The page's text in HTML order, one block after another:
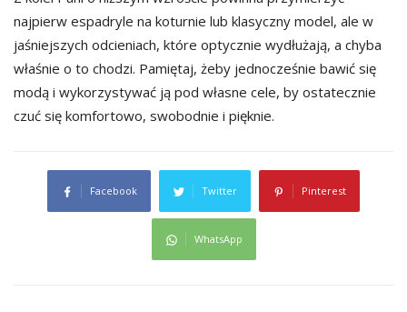
najpierw espadryle na koturnie lub klasyczny model, ale w
jaśniejszych odcieniach, które optycznie wydłużają, a chyba
właśnie o to chodzi. Pamiętaj, żeby jednocześnie bawić się
modą i wykorzystywać ją pod własne cele, by ostatecznie
czuć się komfortowo, swobodnie i pięknie.
Facebook Twitter Pinterest
WhatsApp